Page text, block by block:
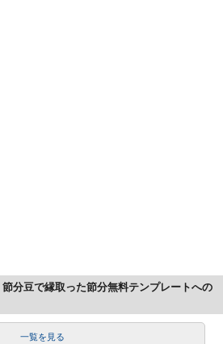
豆で縁取った節分無料テンプレートへの
一覧を見る